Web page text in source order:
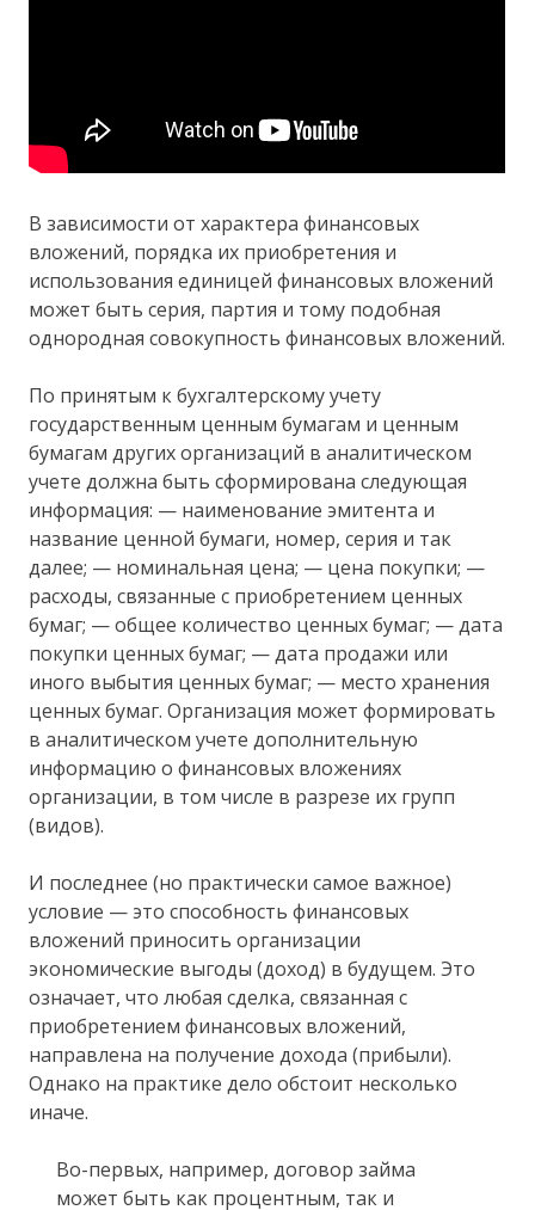
В зависимости от характера финансовых
вложений, порядка их приобретения и
использования единицей финансовых вложений
может быть серия, партия и тому подобная
однородная совокупность финансовых вложений.
По принятым к бухгалтерскому учету
государственным ценным бумагам и ценным
бумагам других организаций в аналитическом
учете должна быть сформирована следующая
информация: — наименование эмитента и
название ценной бумаги, номер, серия и так
далее; — номинальная цена; — цена покупки; —
расходы, связанные с приобретением ценных
бумаг; — общее количество ценных бумаг; — дата
покупки ценных бумаг; — дата продажи или
иного выбытия ценных бумаг; — место хранения
ценных бумаг. Организация может формировать
в аналитическом учете дополнительную
информацию о финансовых вложениях
организации, в том числе в разрезе их групп
(видов).
И последнее (но практически самое важное)
условие — это способность финансовых
вложений приносить организации
экономические выгоды (доход) в будущем. Это
означает, что любая сделка, связанная с
приобретением финансовых вложений,
направлена на получение дохода (прибыли).
Однако на практике дело обстоит несколько
иначе.
Во-первых, например, договор займа
может быть как процентным, так и